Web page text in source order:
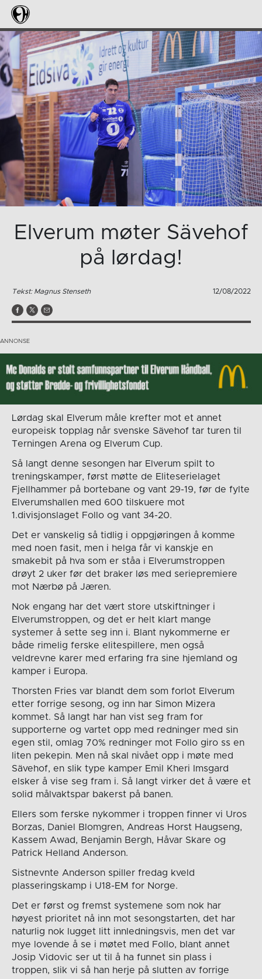
Elverum møter Sävehof
på lørdag!
Tekst: Magnus Stenseth 12/08/2022
Lørdag skal Elverum måle krefter mot et annet
europeisk topplag når svenske Sävehof tar turen til
Terningen Arena og Elverum Cup.
Så langt denne sesongen har Elverum spilt to
treningskamper, først møtte de Eliteserielaget
Fjellhammer på bortebane og vant 29-19, før de fylte
Elverumshallen med 600 tilskuere mot
1.divisjonslaget Follo og vant 34-20.
Det er vanskelig så tidlig i oppgjøringen å komme
med noen fasit, men i helga får vi kanskje en
smakebit på hva som er ståa i Elverumstroppen
drøyt 2 uker før det braker løs med seriepremiere
mot Nærbø på Jæren.
Nok engang har det vært store utskiftninger i
Elverumstroppen, og det er helt klart mange
systemer å sette seg inn i. Blant nykommerne er
både rimelig ferske elitespillere, men også
veldrevne karer med erfaring fra sine hjemland og
kamper i Europa.
Thorsten Fries var blandt dem som forlot Elverum
etter forrige sesong, og inn har Simon Mizera
kommet. Så langt har han vist seg fram for
supporterne og vartet opp med redninger med sin
egen stil, omlag 70% redninger mot Follo giro ss en
liten pekepin. Men nå skal nivået opp i møte med
Sävehof, en slik type kamper Emil Kheri Imsgard
elsker å vise seg fram i. Så langt virker det å være et
solid målvaktspar bakerst på banen.
Ellers som ferske nykommer i troppen finner vi Uros
Borzas, Daniel Blomgren, Andreas Horst Haugseng,
Kassem Awad, Benjamin Bergh, Håvar Skare og
Patrick Helland Anderson.
Sistnevnte Anderson spiller fredag kveld
plasseringskamp i U18-EM for Norge.
Det er først og fremst systemene som nok har
høyest prioritet nå inn mot sesongstarten, det har
naturlig nok lugget litt innledningsvis, men det var
mye lovende å se i møtet med Follo, blant annet
Josip Vidovic ser ut til å ha funnet sin plass i
troppen, slik vi så han herje på slutten av forrige